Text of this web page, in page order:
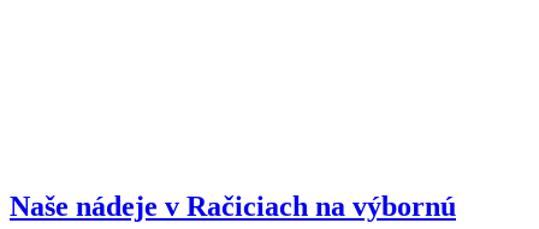
Naše nádeje v Račiciach na výbornú